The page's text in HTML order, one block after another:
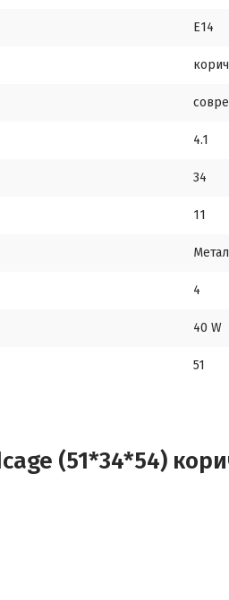
E14
4.1
34
11
4
40 W
51
(51*34*54)